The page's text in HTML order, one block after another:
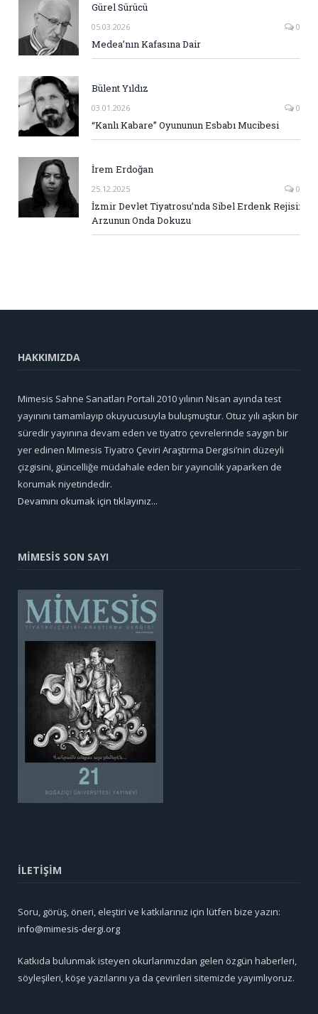
Gürel Sürücü
05.03.2026 0
Medea’nın Kafasına Dair
Bülent Yıldız
03.01.2026 0
“Kanlı Kabare” Oyununun Esbabı Mucibesi
İrem Erdoğan
25.12.2025 0
İzmir Devlet Tiyatrosu’nda Sibel Erdenk Rejisi:
Arzunun Onda Dokuzu
HAKKIMIZDA
Mimesis Sahne Sanatları Portali 2010 yılının Nisan ayında test
yayınını tamamlayıp okuyucusuyla buluşmuştur. Otuz yılı aşkın bir
süredir yayınına devam eden ve tiyatro çevrelerinde saygın bir
yer edinen Mimesis Tiyatro Çeviri Araştırma Dergisi’nin düzeyli
çizgisini, güncelliğe müdahale eden bir yayıncılık yaparken de
korumak niyetindedir.
Devamını okumak için tıklayınız...
MİMESİS SON SAYI
İLETİŞİM
Soru, görüş, öneri, eleştiri ve katkılarınız için lütfen bize yazın:
info@mimesis-dergi.org
Katkıda bulunmak isteyen okurlarımızdan gelen özgün haberleri,
söyleşileri, köşe yazılarını ya da çevirileri sitemizde yayımlıyoruz.